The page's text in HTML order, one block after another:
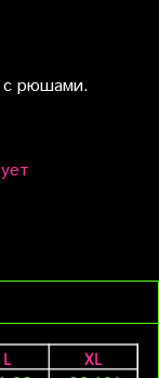
рюшами.